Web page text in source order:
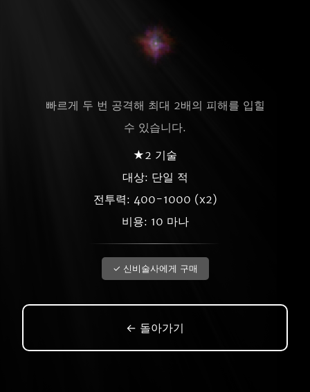
빠르게 두 번 공격해 최대 2배의 피해를 입힐
수 있습니다.
★2 기술
대상: 단일 적
전투력: 400-1000 (x2)
비용: 10 마나
✓ 신비술사에게 구매
← 돌아가기